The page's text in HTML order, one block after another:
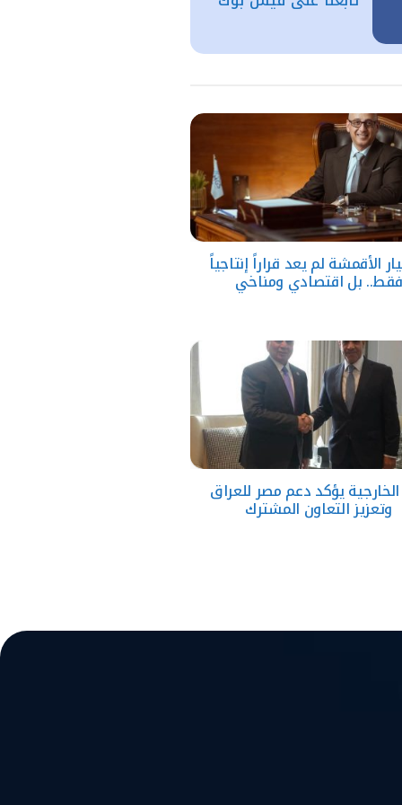
الأقمشة لم يعد قراراً إنتاجياً
فقط.. بل اقتصادي ومناخي
الخارجية يؤكد دعم مصر للعراق
وتعزيز التعاون المشترك